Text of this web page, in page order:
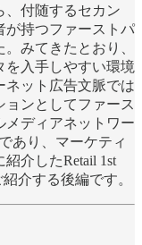
、付随するセカン
が持つファーストパ
みてきたとおり、
を入手しやすい環境
ネット広告文脈では
ンとしてファース
メディアネットワー
あり、マーケティ
介したRetail 1st
介する後編です。